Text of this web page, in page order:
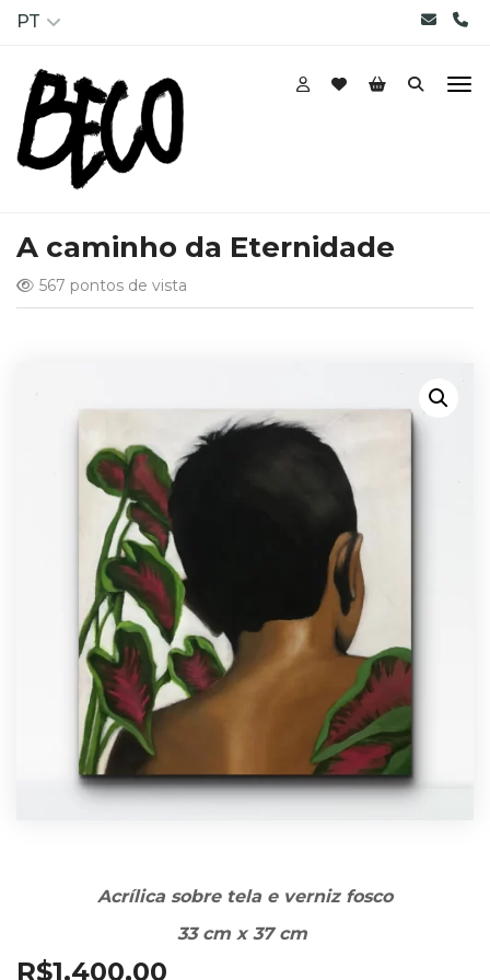
PT
A caminho da Eternidade
567 pontos de vista
Acrílica sobre tela e verniz fosco
33 cm x 37 cm
R$1.400,00